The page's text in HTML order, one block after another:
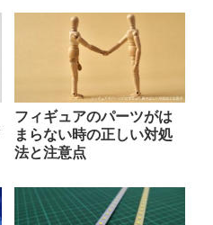
フィギュアのパーツがは
まらない時の正しい対処
法と注意点